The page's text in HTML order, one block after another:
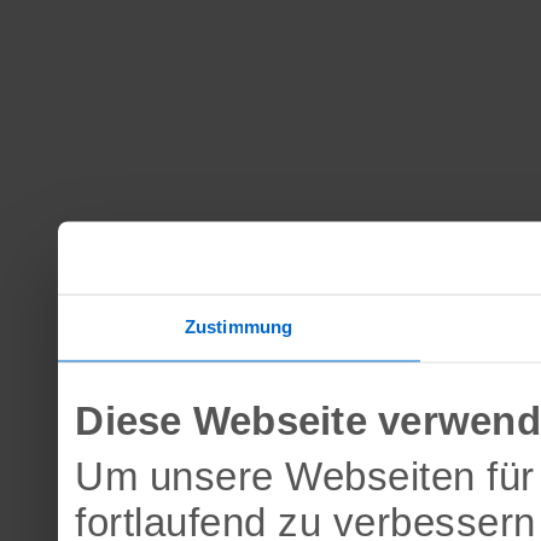
Zustimmung
Diese Webseite
Um unsere Webseiten
fortlaufend zu